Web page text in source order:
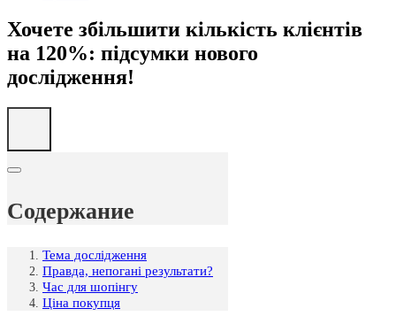
Хочете збільшити кількість клієнтів
на 120%: підсумки нового
дослідження!
Содержание
Тема дослідження
Правда, непогані результати?
Час для шопінгу
Ціна покупця